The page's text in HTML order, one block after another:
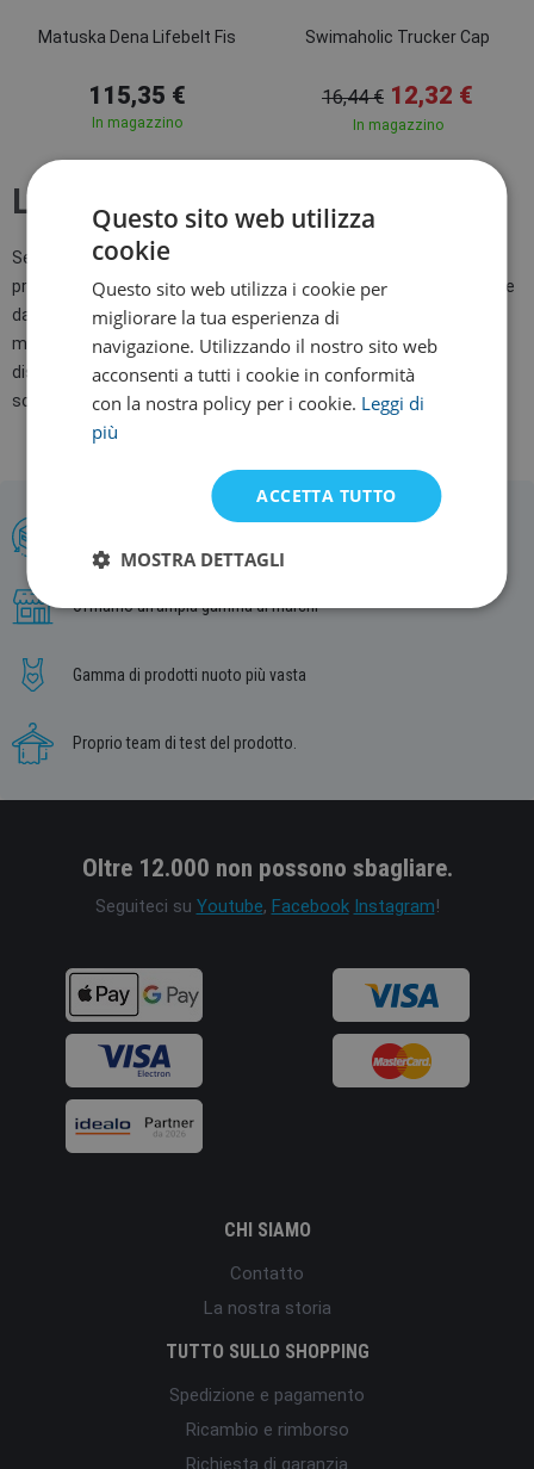
Matuska Dena Lifebelt Fis
115,35 €
In magazzino
Swimaholic Trucker Cap
16,44 € 12,32 €
In magazzino
Lifeguard
Se siete interessati ai bagnini e al servizio di salvataggio, potete
procurarvi l'attrezzatura da bagnino. La pratica borsa può fungere
da piccola cassetta di pronto soccorso in grado di contenere il
materiale medico necessario, come cerotti, farmaci e
disinfettanti. Anche i fischietti realizzati in materiale di qualità
sono utili e durano a lungo.
Offriamo un’ampia gamma di marchi
Gamma di prodotti nuoto più vasta
Proprio team di test del prodotto.
Oltre 12.000 non possono sbagliare.
Seguiteci su Youtube, Facebook Instagram!
CHI SIAMO
Contatto
La nostra storia
TUTTO SULLO SHOPPING
Spedizione e pagamento
Ricambio e rimborso
Richiesta di garanzia
Questo sito web utilizza
cookie
Questo sito web utilizza i cookie per
migliorare la tua esperienza di
navigazione. Utilizzando il nostro sito web
acconsenti a tutti i cookie in conformità
con la nostra policy per i cookie. Leggi di
più
ACCETTA TUTTO
MOSTRA DETTAGLI